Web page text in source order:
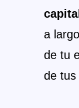
a
de tu
de tus